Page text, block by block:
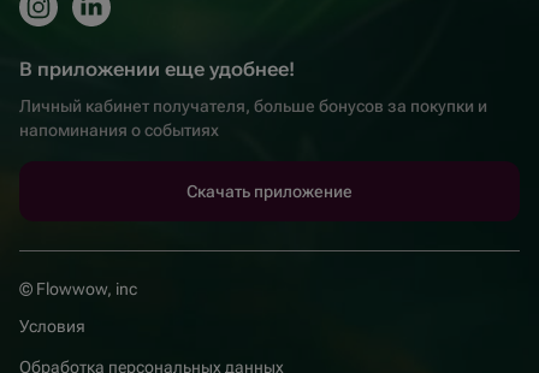
В приложении еще удобнее!
Личный кабинет получателя, больше бонусов за покупки и
напоминания о событиях
Скачать приложение
© Flowwow, inc
Условия
Обработка персональных данных